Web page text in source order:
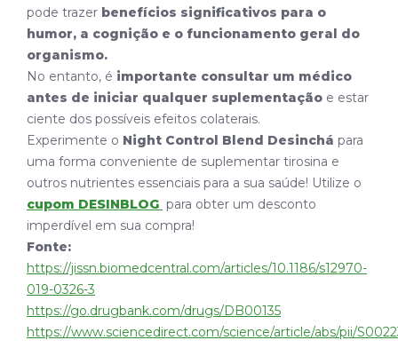
pode trazer benefícios significativos para o
humor, a cognição e o funcionamento geral do
organismo.
No entanto, é importante consultar um médico
antes de iniciar qualquer suplementação e estar
ciente dos possíveis efeitos colaterais.
Experimente o Night Control Blend Desinchá para
uma forma conveniente de suplementar tirosina e
outros nutrientes essenciais para a sua saúde! Utilize o
cupom DESINBLOG para obter um desconto
imperdível em sua compra!
Fonte:
https://jissn.biomedcentral.com/articles/10.1186/s12970-
019-0326-3
https://go.drugbank.com/drugs/DB00135
https://www.sciencedirect.com/science/article/abs/pii/